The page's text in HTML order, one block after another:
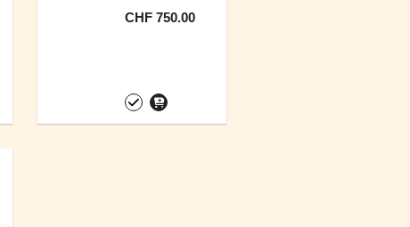
CHF 750.00